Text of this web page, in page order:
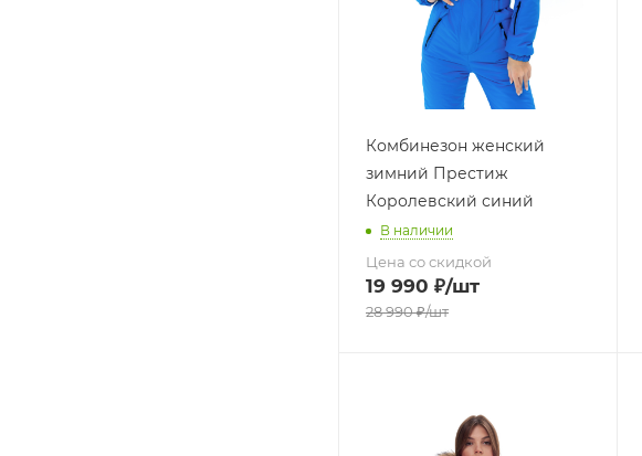
Комбинезон женский
зимний Престиж
Королевский синий
В наличии
Цена со скидкой
19 990 ₽/шт
28 990₽/шт